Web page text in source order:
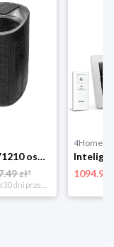
Concept OV1210 osuszacz i oczyszczacz powietrza Perfect Air, czarny
zł*
*najniższa cena z 30 dni przed obniżką
4Home
1094.99